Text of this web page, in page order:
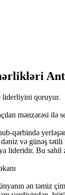
liderliyini qoruyur.
mənzərəsi ilə
qərbində
və günəş
lideridir. Bu sahil
ən təmiz